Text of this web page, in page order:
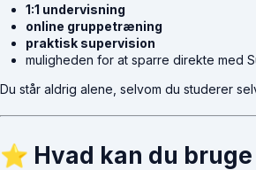
1:1 undervisning
online gruppetræning
praktisk supervision
muligheden for at sparre direkte med
Du står aldrig alene, selvom du studerer
⭐ Hvad kan du